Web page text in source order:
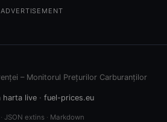
ADVERTISEMENT
– Monitorul Prețurilor Carburanților
harta live· fuel-prices.eu
JSON extins· Markdown